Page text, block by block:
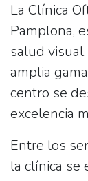
La Clínica
Pamplona,
salud
amplia
centro se
excelencia
Entre los
la clínica se